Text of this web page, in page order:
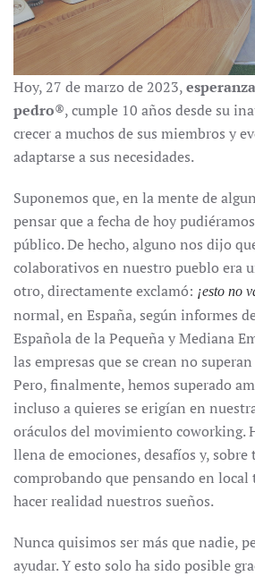
Hoy, 27 de marzo de 2023,
pedro®, cumple 10 años desde su
crecer a muchos de sus miembros y
adaptarse a sus necesidades.
Suponemos que, en la mente de
pensar que a fecha de hoy
público. De hecho, alguno nos dijo
colaborativos en nuestro pueblo era
otro, directamente exclamó: ¡esto no
normal, en España, según informes
Española de la Pequeña y Mediana
las empresas que se crean no
Pero, finalmente, hemos superado
incluso a quieres se erigían en
oráculos del movimiento coworking.
llena de emociones, desafíos y,
comprobando que pensando en local
hacer realidad nuestros sueños.
Nunca quisimos ser más que nadie,
ayudar. Y esto solo ha sido posible